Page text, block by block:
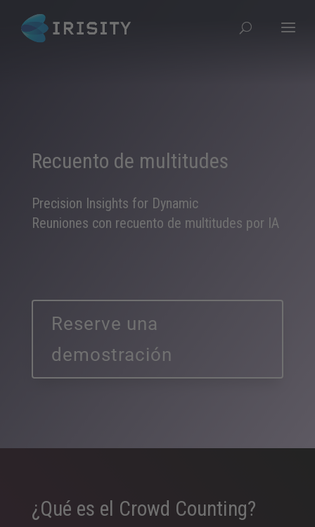
Recuento de multitudes
Precision Insights for Dynamic
Reuniones con recuento de multitudes por IA
Reserve una
demostración
¿Qué es el Crowd Counting?